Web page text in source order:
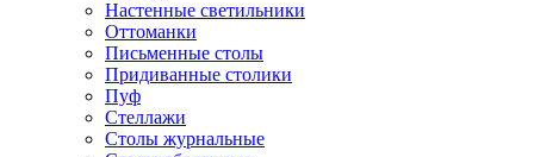
Настенные светильники
Оттоманки
Письменные столы
Придиванные столики
Пуф
Стеллажи
Столы журнальные